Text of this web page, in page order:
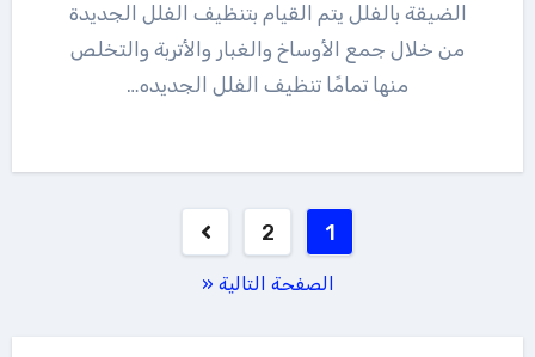
الضيقة بالفلل يتم القيام بتنظيف الفلل الجديدة
من خلال جمع الأوساخ والغبار والأتربة والتخلص
منها تمامًا تنظيف الفلل الجديده…
1
2
الصفحة التالية «